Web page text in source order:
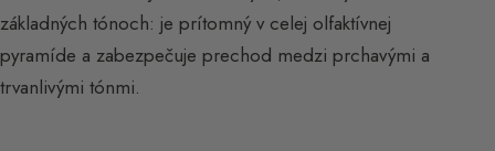
základných tónoch: je prítomný v celej olfaktívnej
pyramíde a zabezpečuje prechod medzi prchavými a
trvanlivými tónmi.